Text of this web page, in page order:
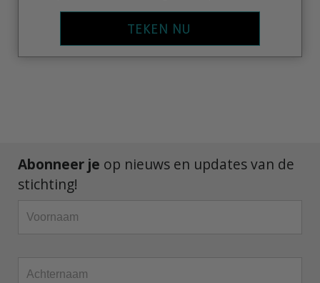
TEKEN NU
Abonneer je op nieuws en updates van de
stichting!